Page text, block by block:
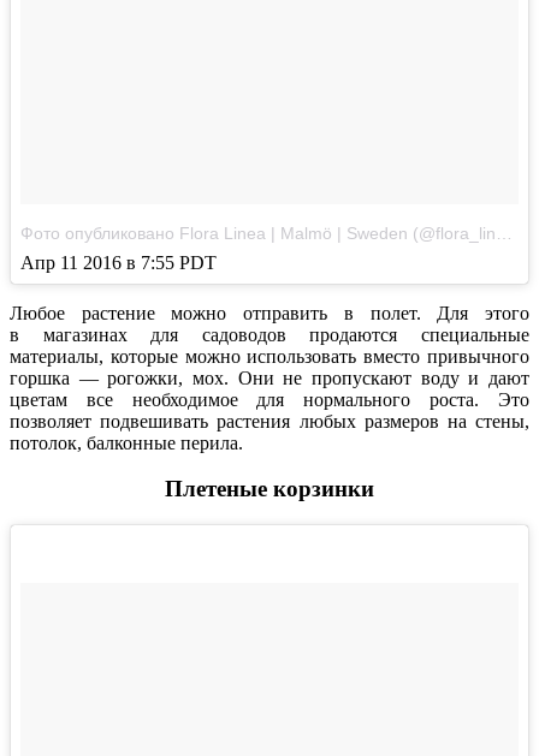
Апр 11 2016 в 7:55 PDT
Любое растение можно отправить в полет. Для этого
в магазинах для садоводов продаются специальные
материалы, которые можно использовать вместо привычного
горшка — рогожки, мох. Они не пропускают воду и дают
цветам все необходимое для нормального роста. Это
позволяет подвешивать растения любых размеров на стены,
потолок, балконные перила.
Плетеные корзинки